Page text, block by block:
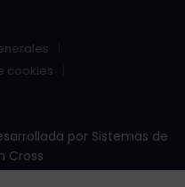
cookies
por Sistemas de
Cross